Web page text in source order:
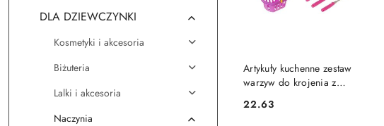
DLA DZIEWCZYNKI
Kosmetyki i akcesoria
Biżuteria
Lalki i akcesoria
Naczynia
Artykuły kuchenne zestaw
warzyw do krojenia z
(603318)
Cena:
22.63
DO KOSZYKA